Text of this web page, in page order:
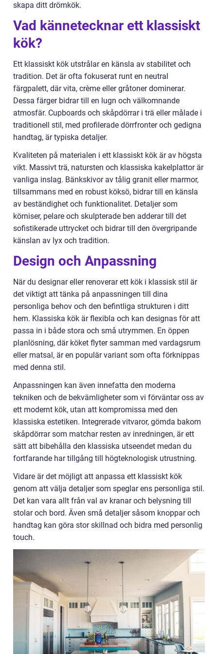
skapa ditt drömkök.
Vad kännetecknar ett klassiskt
kök?
Ett klassiskt kök utstrålar en känsla av stabilitet och
tradition. Det är ofta fokuserat runt en neutral
färgpalett, där vita, crème eller gråtoner dominerar.
Dessa färger bidrar till en lugn och välkomnande
atmosfär. Cupboards och skåpdörrar i trä eller målade i
traditionell stil, med profilerade dörrfronter och gedigna
handtag, är typiska detaljer.
Kvaliteten på materialen i ett klassiskt kök är av högsta
vikt. Massivt trä, natursten och klassiska kakelplattor är
vanliga inslag. Bänkskivor av tålig granit eller marmor,
tillsammans med en robust köksö, bidrar till en känsla
av beständighet och funktionalitet. Detaljer som
körniser, pelare och skulpterade ben adderar till det
sofistikerade uttrycket och bidrar till den övergripande
känslan av lyx och tradition.
Design och Anpassning
När du designar eller renoverar ett kök i klassisk stil är
det viktigt att tänka på anpassningen till dina
personliga behov och den befintliga strukturen i ditt
hem. Klassiska kök är flexibla och kan designas för att
passa in i både stora och små utrymmen. En öppen
planlösning, där köket flyter samman med vardagsrum
eller matsal, är en populär variant som ofta förknippas
med denna stil.
Anpassningen kan även innefatta den moderna
tekniken och de bekvämligheter som vi förväntar oss av
ett modernt kök, utan att kompromissa med den
klassiska estetiken. Integrerade vitvaror, gömda bakom
skåpdörrar som matchar resten av inredningen, är ett
sätt att bibehålla den klassiska utseendet medan du
fortfarande har tillgång till högteknologisk utrustning.
Vidare är det möjligt att anpassa ett klassiskt kök
genom att välja detaljer som speglar ens personliga stil.
Det kan vara allt från val av kranar och belysning till
stolar och bord. Även små detaljer såsom knoppar och
handtag kan göra stor skillnad och bidra med personlig
touch.